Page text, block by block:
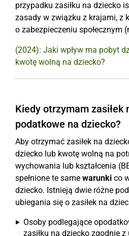
przypadku zasiłku na dziecko
zasady w związku z krajami, z
o zabezpieczeniu społecznym
(2024): Jaki wpływ ma pobyt
kwotę wolną na dziecko?
Kiedy otrzymam zasiłek
podatkowe na dziecko?
Aby otrzymać zasiłek na
dziecko lub kwotę wolną na
wychowania lub kształcenia
spełnione te same warunki co
dziecko. Istnieją dwie różne
ubiegania się o zasiłek na
Osoby podlegające
zasiłku na dziecko zgodnie